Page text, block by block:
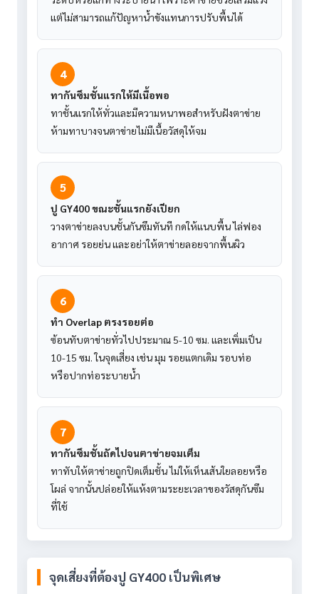
แต่ไม่สามารถแก้ปัญหาน้ำขังแทนการปรับพื้นได้
4
ทากันซึมชั้นแรกให้มีเนื้อพอ
ทาชั้นแรกให้ทั่วและมีความหนาพอสำหรับฝังตาข่าย
ห้ามทาบางจนตาข่ายไม่มีเนื้อวัสดุให้จม
5
ปู GY400 ขณะชั้นแรกยังเปียก
วางตาข่ายลงบนชั้นกันซึมทันที กดให้แนบพื้น ไล่ฟอง
อากาศ รอยย่น และอย่าให้ตาข่ายลอยจากพื้นผิว
6
ทำ Overlap ตรงรอยต่อ
ซ้อนทับตาข่ายทั่วไปประมาณ 5-10 ซม. และเพิ่มเป็น
10-15 ซม. ในจุดเสี่ยง เช่น มุม รอยแตกเดิม รอบท่อ
หรือปากท่อระบายน้ำ
7
ทากันซึมชั้นถัดไปจนตาข่ายจมเต็ม
ทาทับให้ตาข่ายถูกปิดเต็มชั้น ไม่ให้เห็นเส้นใยลอยหรือ
โผล่ จากนั้นปล่อยให้แห้งตามระยะเวลาของวัสดุกันซึม
ที่ใช้
จุดเสี่ยงที่ต้องปู GY400 เป็นพิเศษ